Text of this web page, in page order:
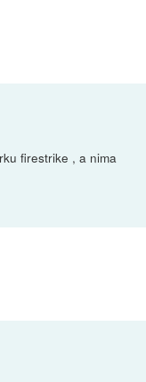
firestrike , a nima